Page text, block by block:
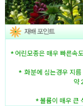
* 어린모종은 매우 빠른속
* 화분에 심는경우 지름
약
* 볼륨이 매우 큰